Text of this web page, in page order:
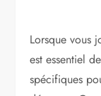
Lorsque vous
est essentiel
spécifiques